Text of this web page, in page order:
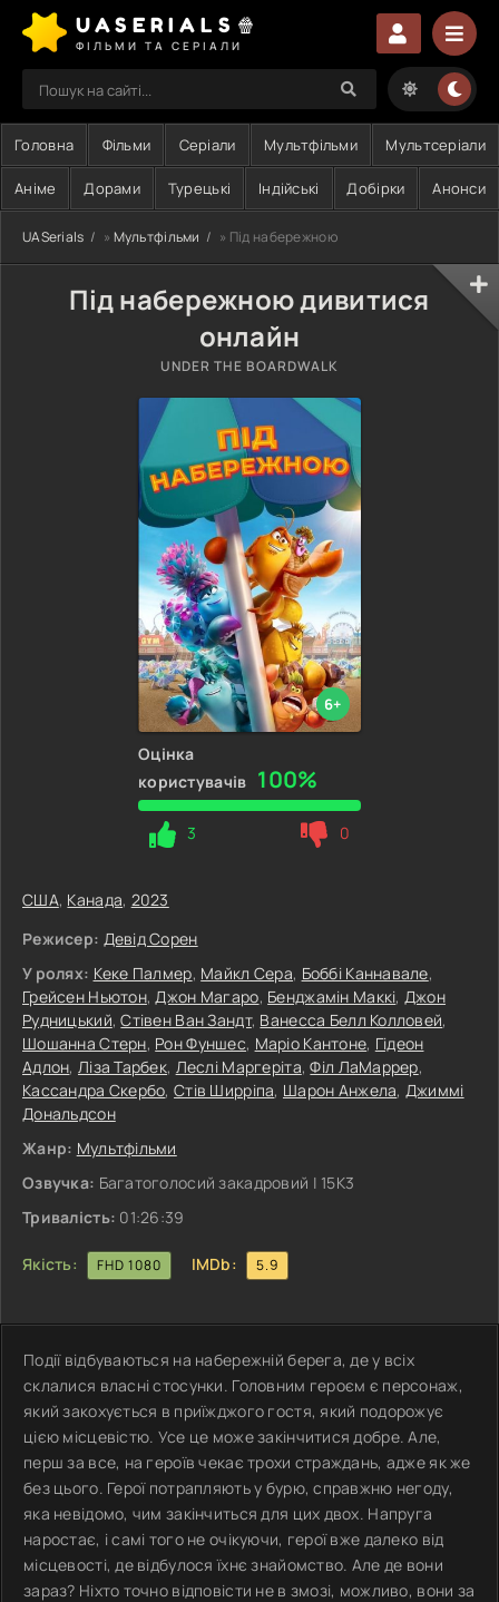
UASERIALS🍿
ФІЛЬМИ ТА СЕРІАЛИ
Головна Фільми Серіали Мультфільми Мультсеріали
Аніме Дорами Турецькі Індійські Добірки Анонси
UASerials » Мультфільми » Під набережною
Під набережною дивитися
онлайн
UNDER THE BOARDWALK
6+
Оцінка
користувачів 100%
3 0
США, Канада, 2023
Режисер: Девід Сорен
У ролях: Кеке Палмер, Майкл Сера, Боббі Каннавале,
Грейсен Ньютон,Джон Магаро, Бенджамін Маккі, Джон
Рудницький,Стівен Ван Зандт, Ванесса Белл Колловей,
Шошанна Стерн, Рон Фуншес, Маріо Кантоне, Гідеон
Адлон, Ліза Тарбек, Леслі Маргеріта,Філ ЛаМаррер,
Кассандра Скербо,Стів Ширріпа, Шарон Анжела, Джиммі
Дональдсон
Жанр: Мультфільми
Озвучка: Багатоголосий закадровий | 15K3
Тривалість: 01:26:39
Якість: FHD 1080 IMDb: 5.9
Події відбуваються на набережній берега, де у всіх
склалися власні стосунки. Головним героєм є персонаж,
який закохується в приїжджого гостя, який подорожує
цією місцевістю. Усе це може закінчитися добре. Але,
перш за все, на героїв чекає трохи страждань, адже як же
без цього. Герої потрапляють у бурю, справжню негоду,
яка невідомо, чим закінчиться для цих двох. Напруга
наростає, і самі того не очікуючи, герої вже далеко від
місцевості, де відбулося їхнє знайомство. Але де вони
зараз? Ніхто точно відповісти не в змозі, можливо, вони за